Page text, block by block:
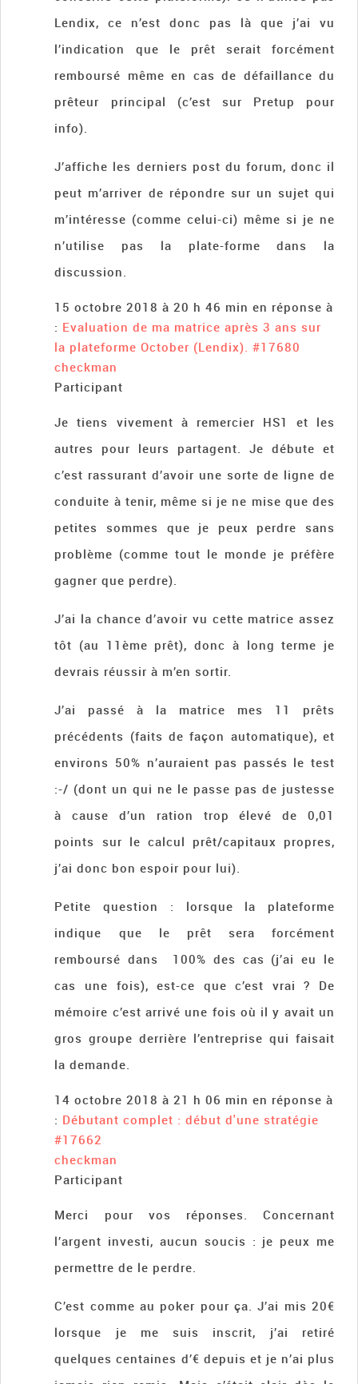
Lendix, ce n’est donc pas là que j’ai vu
l’indication que le prêt serait forcément
remboursé même en cas de défaillance du
prêteur principal (c’est sur Pretup pour
info).
J’affiche les derniers post du forum, donc il
peut m’arriver de répondre sur un sujet qui
m’intéresse (comme celui-ci) même si je ne
n’utilise pas la plate-forme dans la
discussion.
15 octobre 2018 à 20 h 46 min en réponse à
: Evaluation de ma matrice après 3 ans sur
la plateforme October (Lendix). #17680
checkman
Participant
Je tiens vivement à remercier HS1 et les
autres pour leurs partagent. Je débute et
c’est rassurant d’avoir une sorte de ligne de
conduite à tenir, même si je ne mise que des
petites sommes que je peux perdre sans
problème (comme tout le monde je préfère
gagner que perdre).
J’ai la chance d’avoir vu cette matrice assez
tôt (au 11ème prêt), donc à long terme je
devrais réussir à m’en sortir.
J’ai passé à la matrice mes 11 prêts
précédents (faits de façon automatique), et
environs 50% n’auraient pas passés le test
:-/ (dont un qui ne le passe pas de justesse
à cause d’un ration trop élevé de 0,01
points sur le calcul prêt/capitaux propres,
j’ai donc bon espoir pour lui).
Petite question : lorsque la plateforme
indique que le prêt sera forcément
remboursé dans 100% des cas (j’ai eu le
cas une fois), est-ce que c’est vrai ? De
mémoire c’est arrivé une fois où il y avait un
gros groupe derrière l’entreprise qui faisait
la demande.
14 octobre 2018 à 21 h 06 min en réponse à
: Débutant complet : début d'une stratégie
#17662
checkman
Participant
Merci pour vos réponses. Concernant
l’argent investi, aucun soucis : je peux me
permettre de le perdre.
C’est comme au poker pour ça. J’ai mis 20€
lorsque je me suis inscrit, j’ai retiré
quelques centaines d’€ depuis et je n’ai plus